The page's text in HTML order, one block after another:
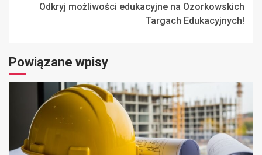
Odkryj możliwości edukacyjne na Ozorkowskich
Targach Edukacyjnych!
Powiązane wpisy